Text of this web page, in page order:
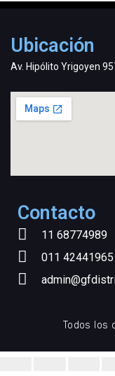
Ubicación
Av. Hipólito Yrigoyen
Contacto
11 68774989
011 42441965
Todos los